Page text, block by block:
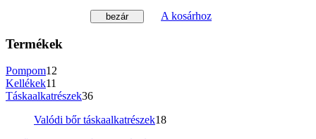
bezár A kosárhoz
Termékek
Pompom12
Kellékek11
Táskaalkatrészek36
Valódi bőr táskaalkatrészek18